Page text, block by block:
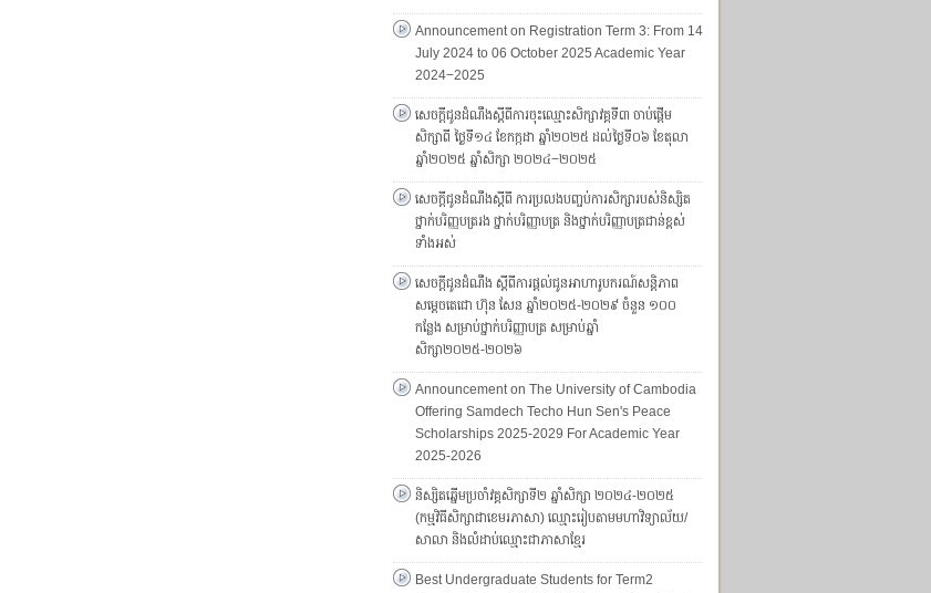
Announcement on Registration Term 3: From 14
July 2024 to 06 October 2025 Academic Year
2024−2025
សេចក្ដីជូនដំណឹងស្ដីពីការចុះឈ្មោះសិក្សាវគ្គទី៣ ចាប់ផ្តើម
សិក្សាពី ថ្ងៃទី១៤ ខែកក្កដា ឆ្នាំ២០២៥ ដល់ថ្ងៃទី០៦ ខែតុលា
ឆ្នាំ២០២៥ ឆ្នាំសិក្សា ២០២៤−២០២៥
សេចក្តីជូនដំណឹងស្តីពី ការប្រលងបញ្ចប់ការសិក្សារបស់និស្សិត
ថ្នាក់បរិញ្ញបត្ររង ថ្នាក់បរិញ្ញាបត្រ និងថ្នាក់បរិញ្ញាបត្រជាន់ខ្ពស់
ទាំងអស់
សេចក្តីជូនដំណឹង ស្តីពីការផ្តល់ជូនអាហារូបករណ៍សន្តិភាព
សម្ដេចតេជោ ហ៊ុន សែន ឆ្នាំ២០២៥-២០២៩ ចំនួន ១០០
កន្លែង សម្រាប់ថ្នាក់បរិញ្ញាបត្រ សម្រាប់ឆ្នាំ
សិក្សា២០២៥-២០២៦
Announcement on The University of Cambodia
Offering Samdech Techo Hun Sen's Peace
Scholarships 2025-2029 For Academic Year
2025-2026
និស្សិតឆ្នើមប្រចាំវគ្គសិក្សាទី២ ឆ្នាំសិក្សា ២០២៤-២០២៥
(កម្មវិធីសិក្សាជាខេមរភាសា) ឈ្មោះរៀបតាមមហាវិទ្យាល័យ/
សាលា និងលំដាប់ឈ្មោះជាភាសាខ្មែរ
Best Undergraduate Students for Term2